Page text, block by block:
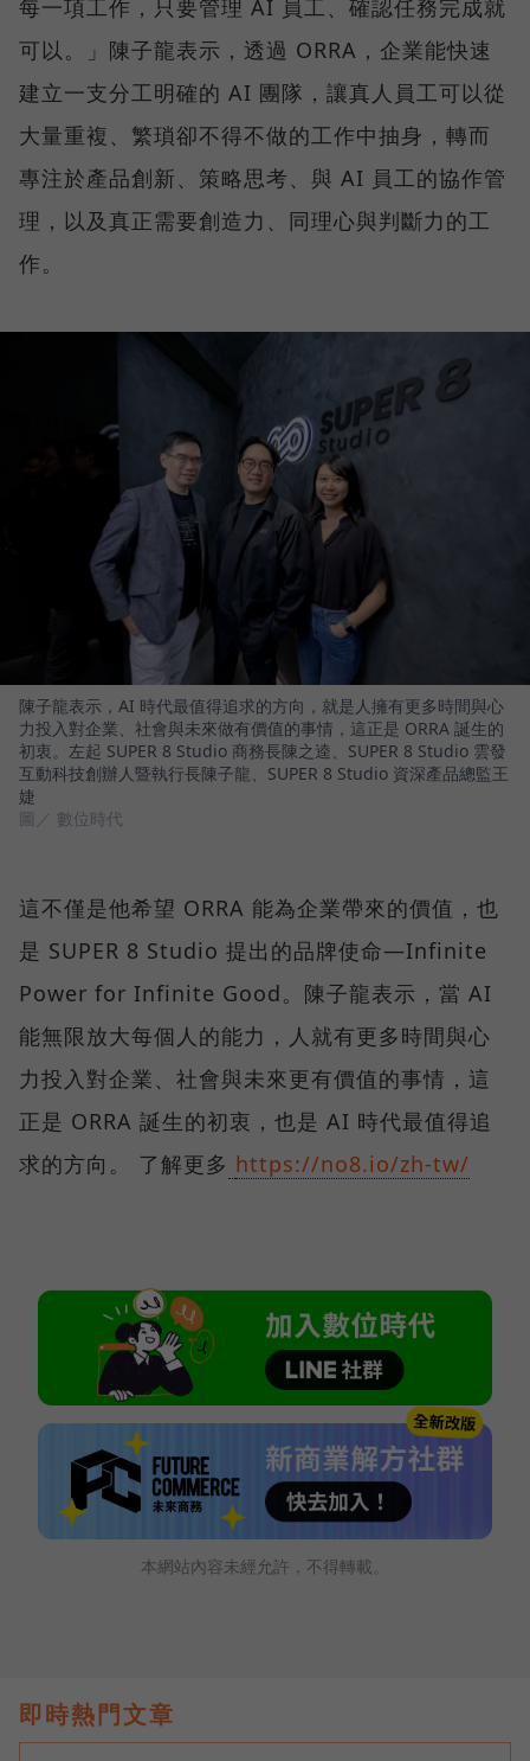
每一項工作，只要管理 AI 員工、確認任務完成就
可以。」陳子龍表示，透過 ORRA，企業能快速
建立一支分工明確的 AI 團隊，讓真人員工可以從
大量重複、繁瑣卻不得不做的工作中抽身，轉而
專注於產品創新、策略思考、與 AI 員工的協作管
理，以及真正需要創造力、同理心與判斷力的工
作。
陳子龍表示，AI 時代最值得追求的方向，就是人擁有更多時間與心
力投入對企業、社會與未來做有價值的事情，這正是 ORRA 誕生的
初衷。左起 SUPER 8 Studio 商務長陳之逵、SUPER 8 Studio 雲發
互動科技創辦人暨執行長陳子龍、SUPER 8 Studio 資深產品總監王
婕
圖／ 數位時代
這不僅是他希望 ORRA 能為企業帶來的價值，也
是 SUPER 8 Studio 提出的品牌使命—Infinite
Power for Infinite Good。陳子龍表示，當 AI
能無限放大每個人的能力，人就有更多時間與心
力投入對企業、社會與未來更有價值的事情，這
正是 ORRA 誕生的初衷，也是 AI 時代最值得追
求的方向。 了解更多 https://no8.io/zh-tw/
本網站內容未經允許，不得轉載。
即時熱門文章